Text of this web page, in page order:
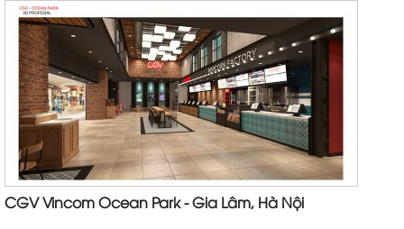
CGV Vincom Ocean Park - Gia Lâm, Hà Nội